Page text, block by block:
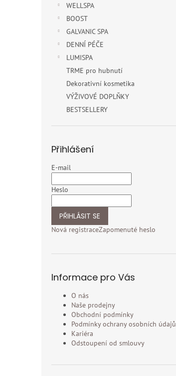
WELLSPA
BOOST
GALVANIC SPA
DENNÍ PÉČE
LUMISPA
TRME pro hubnutí
Dekorativní kosmetika
VÝŽIVOVÉ DOPLŇKY
BESTSELLERY
Přihlášení
E-mail
Heslo
PŘIHLÁSIT SE
Nová registraceZapomenuté heslo
Informace pro Vás
O nás
Naše prodejny
Obchodní podmínky
Podmínky ochrany osobních údajů
Kariéra
Odstoupení od smlouvy